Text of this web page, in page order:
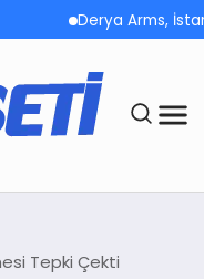
Derya Arms,
Tepki Çekti